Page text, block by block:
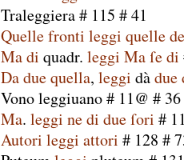
Traleggiera# 115 #41
Quellefronti leggi quelle
Madi quadr. leggi Maſedi
Daduequella, leggi dàdue
Vonoleggiuano# 11@ # 36
Ma. leggi nedi dueſori #
Autori leggi attori # 128 #